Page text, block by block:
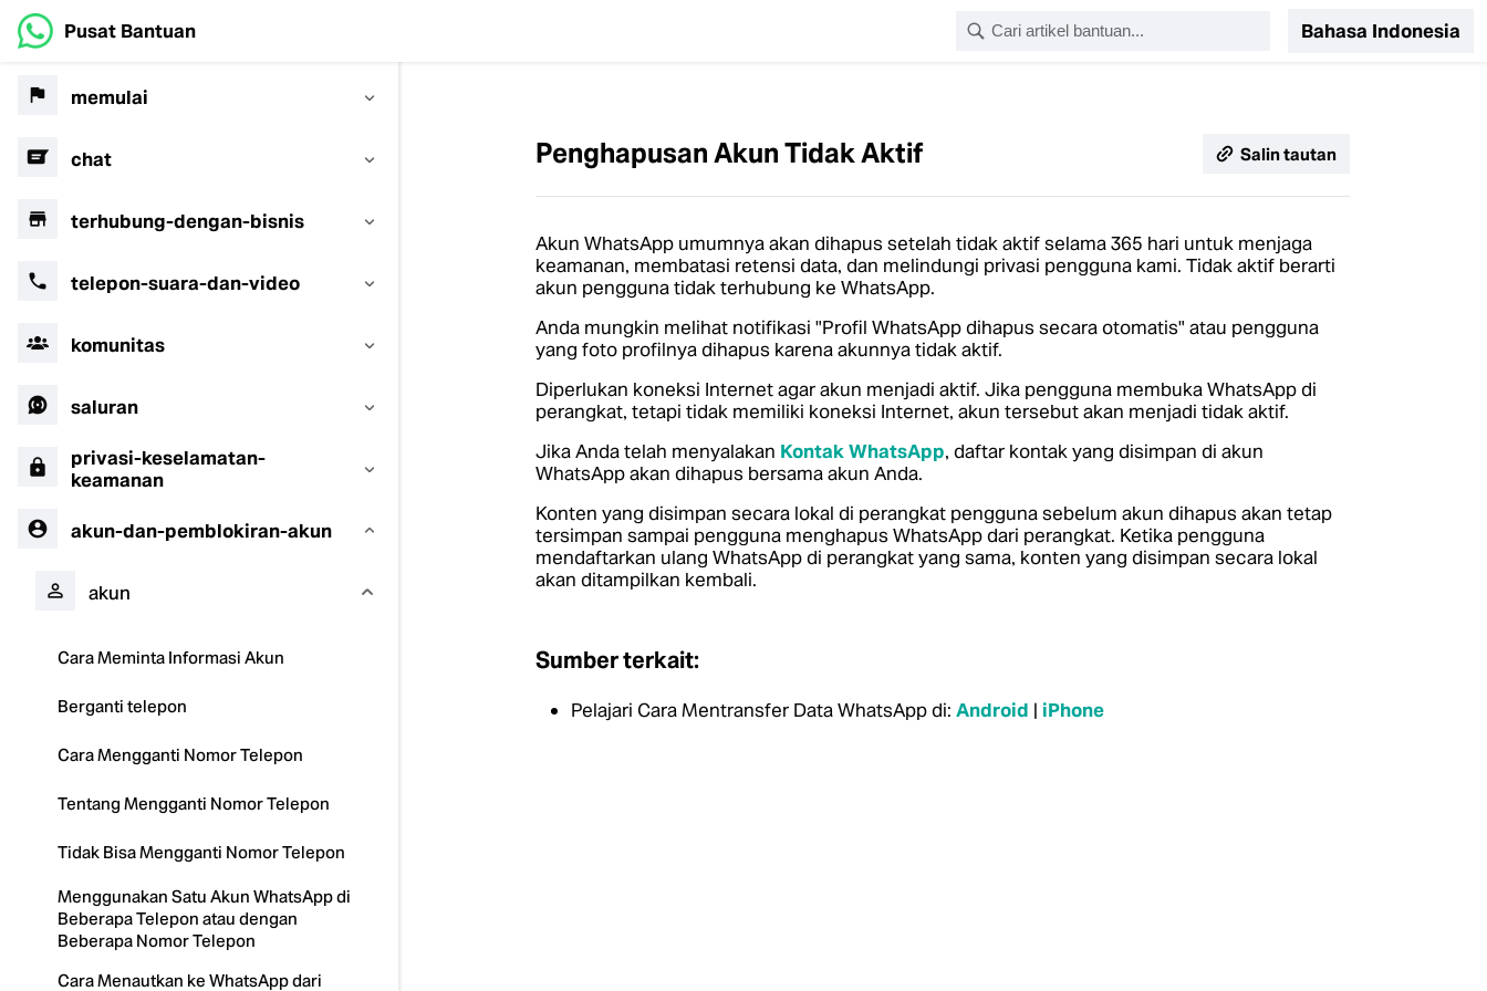
Pusat Bantuan Bahasa Indonesia
memulai
chat
terhubung-dengan-bisnis
telepon-suara-dan-video
komunitas
saluran
privasi-keselamatan-
keamanan
akun-dan-pemblokiran-akun
akun
Cara Meminta Informasi Akun
Berganti telepon
Cara Mengganti Nomor Telepon
Tentang Mengganti Nomor Telepon
Tidak Bisa Mengganti Nomor Telepon
Menggunakan Satu Akun WhatsApp di
Beberapa Telepon atau dengan
Beberapa Nomor Telepon
Cara Menautkan ke WhatsApp dari
Penghapusan Akun Tidak Aktif Salin tautan
Akun WhatsApp umumnya akan dihapus setelah tidak aktif selama 365 hari untuk menjaga
keamanan, membatasi retensi data, dan melindungi privasi pengguna kami. Tidak aktif berarti
akun pengguna tidak terhubung ke WhatsApp.
Anda mungkin melihat notifikasi "Profil WhatsApp dihapus secara otomatis" atau pengguna
yang foto profilnya dihapus karena akunnya tidak aktif.
Diperlukan koneksi Internet agar akun menjadi aktif. Jika pengguna membuka WhatsApp di
perangkat, tetapi tidak memiliki koneksi Internet, akun tersebut akan menjadi tidak aktif.
Jika Anda telah menyalakan Kontak WhatsApp, daftar kontak yang disimpan di akun
WhatsApp akan dihapus bersama akun Anda.
Konten yang disimpan secara lokal di perangkat pengguna sebelum akun dihapus akan tetap
tersimpan sampai pengguna menghapus WhatsApp dari perangkat. Ketika pengguna
mendaftarkan ulang WhatsApp di perangkat yang sama, konten yang disimpan secara lokal
akan ditampilkan kembali.
Sumber terkait:
Pelajari Cara Mentransfer Data WhatsApp di: Android | iPhone